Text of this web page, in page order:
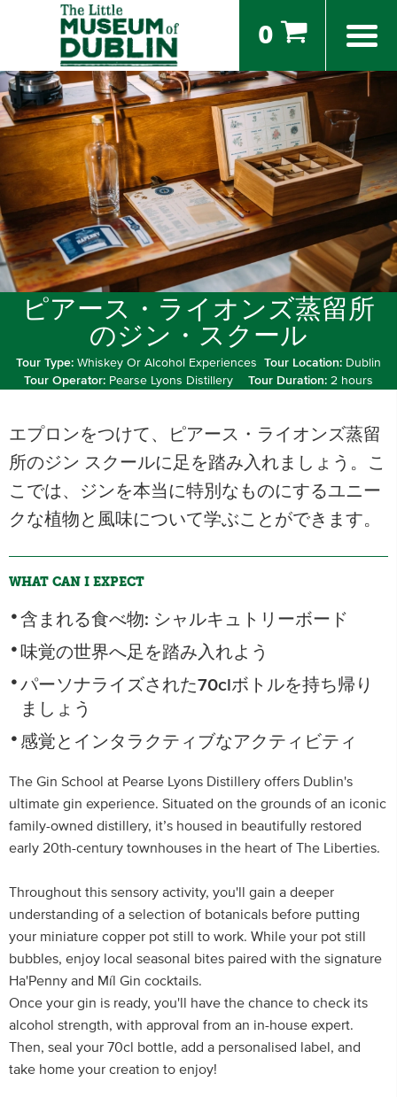
0
ピアース・ライオンズ蒸留所
のジン・スクール
Tour Type: Whiskey Or Alcohol Experiences Tour Location: Dublin
Tour Operator: Pearse Lyons Distillery Tour Duration: 2 hours
エプロンをつけて、ピアース・ライオンズ蒸留
所のジン スクールに足を踏み入れましょう。こ
こでは、ジンを本当に特別なものにするユニー
クな植物と風味について学ぶことができます。
WHAT CAN I EXPECT
含まれる食べ物: シャルキュトリーボード
味覚の世界へ足を踏み入れよう
パーソナライズされた70clボトルを持ち帰り
ましょう
感覚とインタラクティブなアクティビティ
The Gin School at Pearse Lyons Distillery offers Dublin's
ultimate gin experience. Situated on the grounds of an iconic
family-owned distillery, it’s housed in beautifully restored
early 20th-century townhouses in the heart of The Liberties.
Throughout this sensory activity, you'll gain a deeper
understanding of a selection of botanicals before putting
your miniature copper pot still to work. While your pot still
bubbles, enjoy local seasonal bites paired with the signature
Ha'Penny and Míl Gin cocktails.
Once your gin is ready, you'll have the chance to check its
alcohol strength, with approval from an in-house expert.
Then, seal your 70cl bottle, add a personalised label, and
take home your creation to enjoy!